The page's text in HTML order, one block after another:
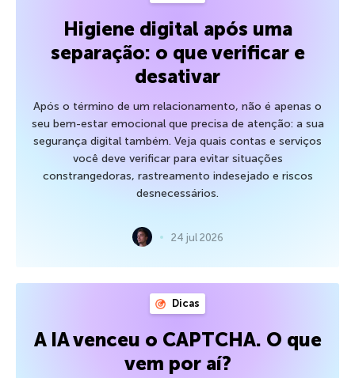
Higiene digital após uma
separação: o que verificar e
desativar
Após o término de um relacionamento, não é apenas o
seu bem-estar emocional que precisa de atenção: a sua
segurança digital também. Veja quais contas e serviços
você deve verificar para evitar situações
constrangedoras, rastreamento indesejado e riscos
desnecessários.
24 jul 2026
Dicas
A IA venceu o CAPTCHA. O que
vem por aí?